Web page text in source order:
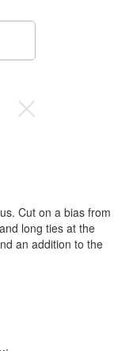
Cut on a bias from
long ties at the
an addition to the